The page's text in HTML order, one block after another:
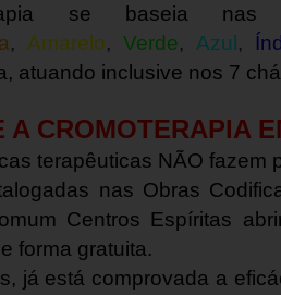
se baseia
, Amarelo, Verde, Azul ,
atuando inclusive nos 7
A CROMOTERAPIA
terapêuticas NÃO fazem
nas Obras
Centros Espíritas
forma gratuita.
está comprovada a